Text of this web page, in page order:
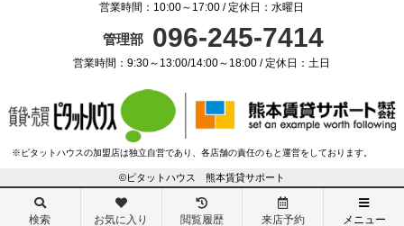
営業時間：10:00～17:00 / 定休日：水曜日
管理部 096-245-7414
営業時間：9:30～13:00/14:00～18:00 / 定休日：土日
※ピタットハウスの加盟店は独立自営であり、各店舗の責任のもと運営をしております。
©ピタットハウス 熊本賃貸サポート
検索 お気に入り 閲覧履歴 来店予約 メニュー